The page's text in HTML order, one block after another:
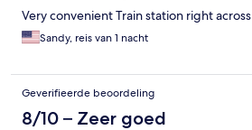
Very convenient Train station right across
Sandy, reis van 1 nacht
Geverifieerde beoordeling
8/10 – Zeer goed